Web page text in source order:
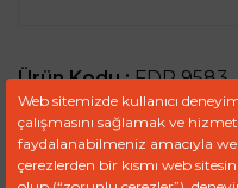
Ürün Kodu :FDR 9583
TEKLIF TALEP
Web sitemizde kullanıcı
çalışmasını sağlamak ve
faydalanabilmeniz amacıyla
çerezlerden bir kısmı web